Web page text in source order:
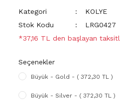
Kategori
KOLYE
Stok Kodu
LRG0427
*37,16 TL den başlayan
Seçenekler
Büyük - Gold - ( 372,30 TL )
Büyük - Silver - ( 372,30 TL )